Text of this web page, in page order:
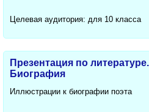
Целевая аудитория: для 10 класса
Презентация по
Биография
Иллюстрации к биографии поэта